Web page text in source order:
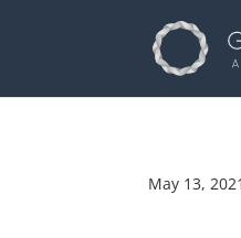
May 13, 2021